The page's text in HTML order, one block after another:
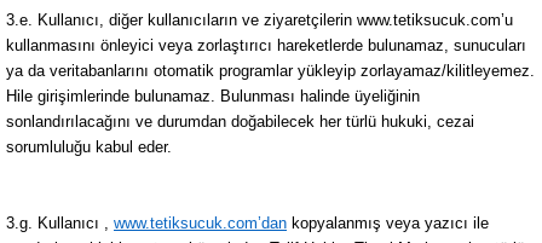
3.e. Kullanıcı, diğer kullanıcıların ve ziyaretçilerin www.tetiksucuk.com’u
kullanmasını önleyici veya zorlaştırıcı hareketlerde bulunamaz, sunucuları
ya da veritabanlarını otomatik programlar yükleyip zorlayamaz/kilitleyemez.
Hile girişimlerinde bulunamaz. Bulunması halinde üyeliğinin
sonlandırılacağını ve durumdan doğabilecek her türlü hukuki, cezai
sorumluluğu kabul eder.
3.g. Kullanıcı , www.tetiksucuk.com’dan kopyalanmış veya yazıcı ile